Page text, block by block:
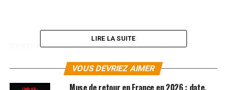
SUJETS ASSOCIÉS: MATTHEW BELLAMY MUSE
LIRE LA SUITE
VOUS DEVRIEZ AIMER
Muse de retour en France en 2026 : date,